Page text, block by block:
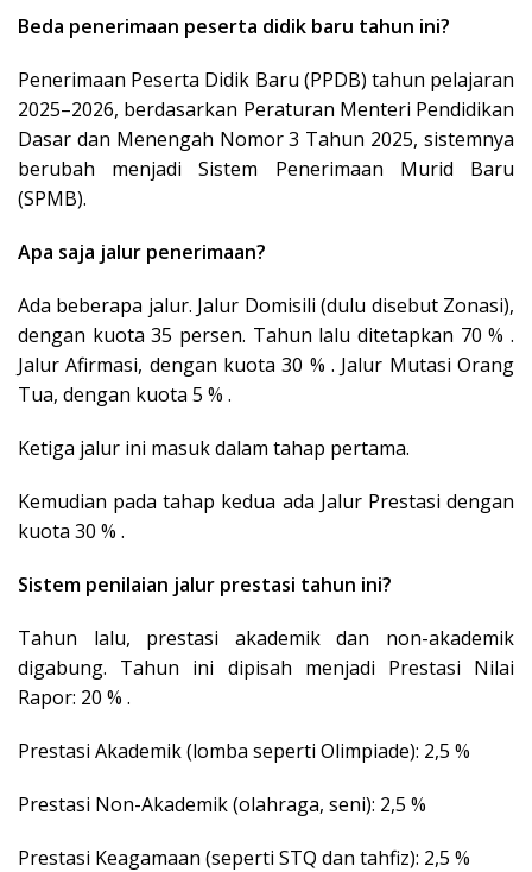
Beda penerimaan peserta didik baru tahun ini?
Penerimaan Peserta Didik Baru (PPDB) tahun pelajaran
2025–2026, berdasarkan Peraturan Menteri Pendidikan
Dasar dan Menengah Nomor 3 Tahun 2025, sistemnya
berubah menjadi Sistem Penerimaan Murid Baru
(SPMB).
Apa saja jalur penerimaan?
Ada beberapa jalur. Jalur Domisili (dulu disebut Zonasi),
dengan kuota 35 persen. Tahun lalu ditetapkan 70 % .
Jalur Afirmasi, dengan kuota 30 % . Jalur Mutasi Orang
Tua, dengan kuota 5 % .
Ketiga jalur ini masuk dalam tahap pertama.
Kemudian pada tahap kedua ada Jalur Prestasi dengan
kuota 30 % .
Sistem penilaian jalur prestasi tahun ini?
Tahun lalu, prestasi akademik dan non-akademik
digabung. Tahun ini dipisah menjadi Prestasi Nilai
Rapor: 20 % .
Prestasi Akademik (lomba seperti Olimpiade): 2,5 %
Prestasi Non-Akademik (olahraga, seni): 2,5 %
Prestasi Keagamaan (seperti STQ dan tahfiz): 2,5 %